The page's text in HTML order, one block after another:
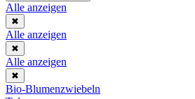
Alle anzeigen
✖
Alle anzeigen
✖
Alle anzeigen
✖
Bio-Blumenzwiebeln